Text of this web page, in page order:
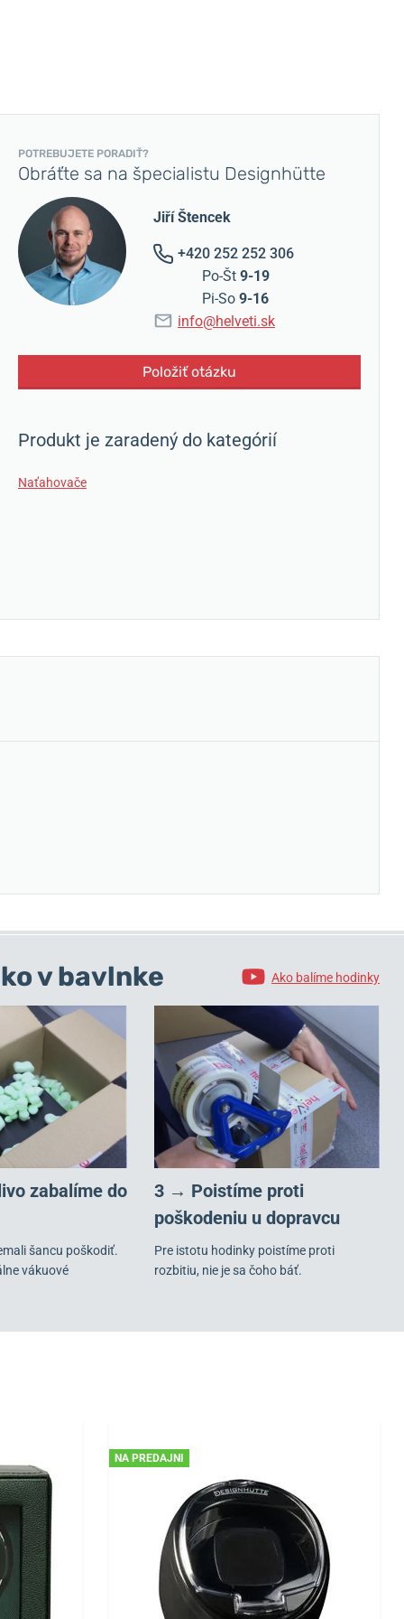
POTREBUJETE PORADIŤ?
Obráťte sa na špecialistu Designhütte
Jiří Štencek
+420 252 252 306
Po-Št 9-19
Pi-So 9-16
info@helveti.sk
Položiť otázku
Produkt je zaradený do kategórií
Naťahovače
Ako balíme hodinky
v bavlnke
zabalíme do
šancu poškodiť.
vákuové
3 → Poistíme proti
poškodeniu u dopravcu
Pre istotu hodinky poistíme proti
rozbitiu, nie je sa čoho báť.
NA PREDAJNI